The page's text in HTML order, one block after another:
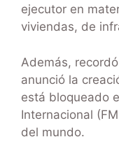
ejecutor en
viviendas, de
Además,
anunció la
está bloqueado
Internacional
del mundo.